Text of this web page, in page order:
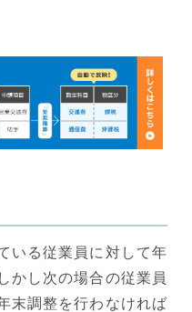
いる従業員に対して年
かし次の場合の従業員
末調整を行わなければ